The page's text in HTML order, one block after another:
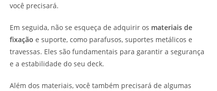
você precisará.
Em seguida, não se esqueça de adquirir os materiais de
fixação e suporte, como parafusos, suportes metálicos e
travessas. Eles são fundamentais para garantir a segurança
e a estabilidade do seu deck.
Além dos materiais, você também precisará de algumas